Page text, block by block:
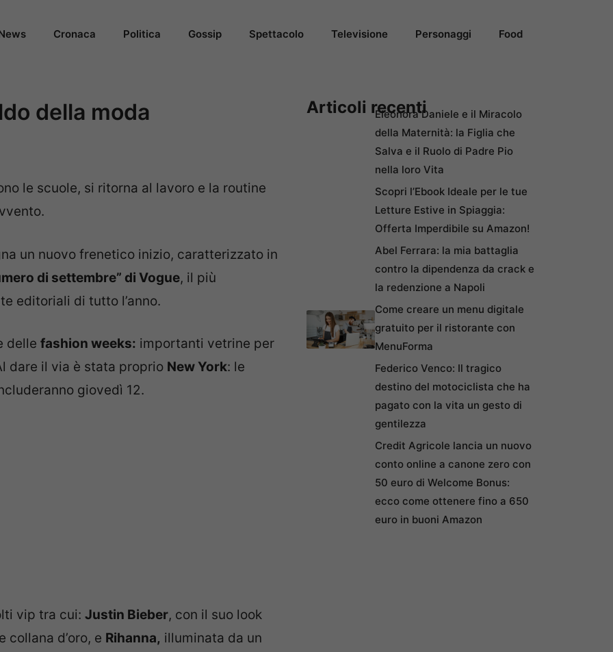
Cronaca Politica Gossip Spettacolo Televisione Personaggi Food
della moda
le scuole, si ritorna al lavoro e la routine
un nuovo frenetico inizio, caratterizzato in
di settembre” di Vogue, il più
editoriali di tutto l’anno.
delle fashion weeks: importanti vetrine per
dare il via è stata proprio New York: le
giovedì 12.
vip tra cui: Justin Bieber, con il suo look
collana d’oro, e Rihanna, illuminata da un
Articoli recentiEleonora Daniele e il Miracolo
della Maternità: la Figlia che
Salva e il Ruolo di Padre Pio
nella loro Vita
Scopri l’Ebook Ideale per le tue
Letture Estive in Spiaggia:
Offerta Imperdibile su Amazon!
Abel Ferrara: la mia battaglia
contro la dipendenza da crack e
la redenzione a Napoli
Come creare un menu digitale
gratuito per il ristorante con
MenuForma
Federico Venco: Il tragico
destino del motociclista che ha
pagato con la vita un gesto di
gentilezza
Credit Agricole lancia un nuovo
conto online a canone zero con
50 euro di Welcome Bonus:
ecco come ottenere fino a 650
euro in buoni Amazon